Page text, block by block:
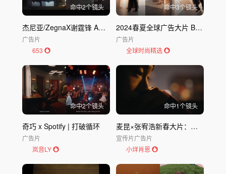
命中2个镜头
杰尼亚/ZegnaX谢霆锋 Awareness makes a man广告片
广告片
653
命中3个镜头
2024春夏全球广告大片 BOSS｜BOSS 波士
广告片
全球时尚精选
命中2个镜头
奇巧 x Spotify | 打破循环
广告片
岚音LY
命中1个镜头
麦昆×张宥浩新春大片：心安处，即是家
宣传片广告片
小烊肖恩